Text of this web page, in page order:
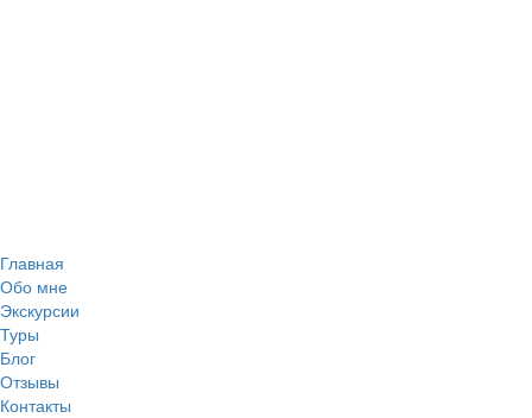
Главная
Обо мне
Экскурсии
Туры
Блог
Отзывы
Контакты